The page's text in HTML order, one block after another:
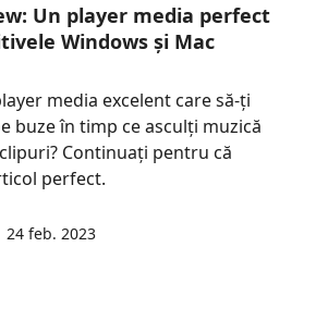
Un player media perfect
Windows și Mac
media excelent care să-ți
buze în timp ce asculți muzică
Continuați pentru că
perfect.
24 feb. 2023